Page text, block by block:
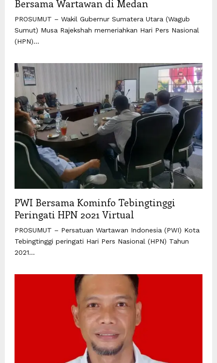
Bersama Wartawan di Medan
PROSUMUT – Wakil Gubernur Sumatera Utara (Wagub
Sumut) Musa Rajekshah memeriahkan Hari Pers Nasional
(HPN)...
PWI Bersama Kominfo Tebingtinggi
Peringati HPN 2021 Virtual
PROSUMUT – Persatuan Wartawan Indonesia (PWI) Kota
Tebingtinggi peringati Hari Pers Nasional (HPN) Tahun
2021...